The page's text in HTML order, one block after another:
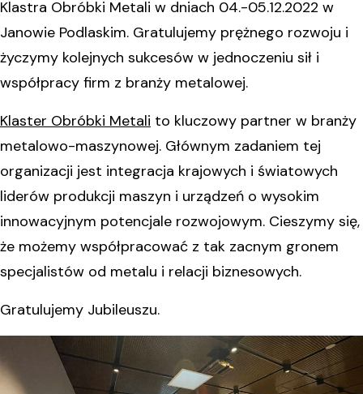
Klastra Obróbki Metali w dniach 04.-05.12.2022 w
Janowie Podlaskim. Gratulujemy prężnego rozwoju i
życzymy kolejnych sukcesów w jednoczeniu sił i
współpracy firm z branży metalowej.
Klaster Obróbki Metali to kluczowy partner w branży
metalowo-maszynowej. Głównym zadaniem tej
organizacji jest integracja krajowych i światowych
liderów produkcji maszyn i urządzeń o wysokim
innowacyjnym potencjale rozwojowym. Cieszymy się,
że możemy współpracować z tak zacnym gronem
specjalistów od metalu i relacji biznesowych.
Gratulujemy Jubileuszu.